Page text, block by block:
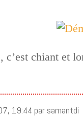
c’est chiant et
19:44 par samantdi